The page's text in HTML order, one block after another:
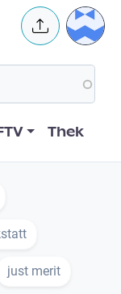
User
Thek
just merit